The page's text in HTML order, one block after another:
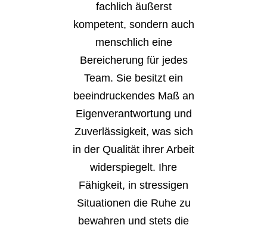
fachlich äußerst
kompetent, sondern auch
menschlich eine
Bereicherung für jedes
Team. Sie besitzt ein
beeindruckendes Maß an
Eigenverantwortung und
Zuverlässigkeit, was sich
in der Qualität ihrer Arbeit
widerspiegelt. Ihre
Fähigkeit, in stressigen
Situationen die Ruhe zu
bewahren und stets die